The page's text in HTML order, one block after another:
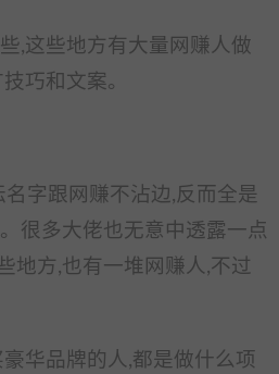
,这些地方有大量网赚人做
巧和文案。
字跟网赚不沾边,反而全是
很多大佬也无意中透露一点
地方,也有一堆网赚人,不过
华品牌的人,都是做什么项